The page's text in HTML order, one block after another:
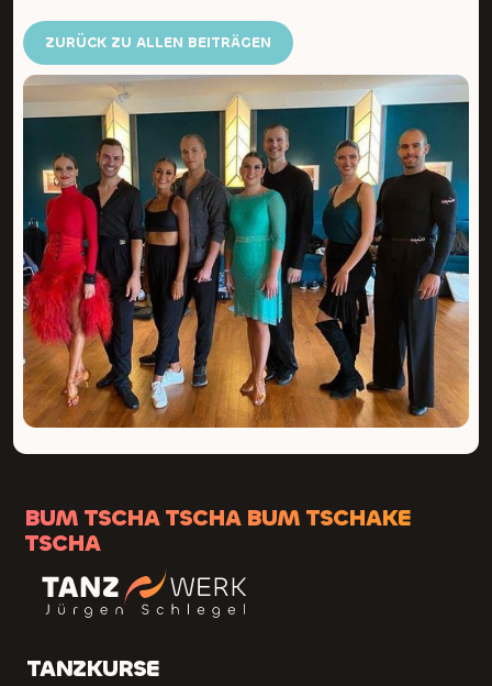
ZURÜCK ZU ALLEN BEITRÄGEN
BUM TSCHA TSCHA BUM TSCHAKE
TSCHA
TANZKURSE